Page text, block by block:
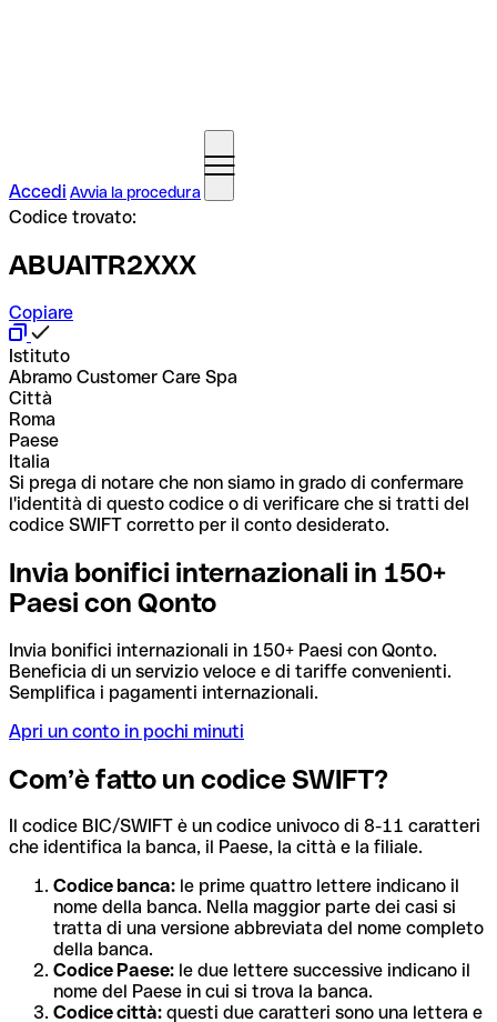
Accedi Avvia la procedura
Codice trovato:
ABUAITR2XXX
Copiare
Istituto
Abramo Customer Care Spa
Città
Roma
Paese
Italia
Si prega di notare che non siamo in grado di confermare
l'identità di questo codice o di verificare che si tratti del
codice SWIFT corretto per il conto desiderato.
Invia bonifici internazionali in 150+
Paesi con Qonto
Invia bonifici internazionali in 150+ Paesi con Qonto.
Beneficia di un servizio veloce e di tariffe convenienti.
Semplifica i pagamenti internazionali.
Apri un conto in pochi minuti
Com’è fatto un codice SWIFT?
Il codice BIC/SWIFT è un codice univoco di 8-11 caratteri
che identifica la banca, il Paese, la città e la filiale.
Codice banca: le prime quattro lettere indicano il
nome della banca. Nella maggior parte dei casi si
tratta di una versione abbreviata del nome completo
della banca.
Codice Paese: le due lettere successive indicano il
nome del Paese in cui si trova la banca.
Codice città: questi due caratteri sono una lettera e